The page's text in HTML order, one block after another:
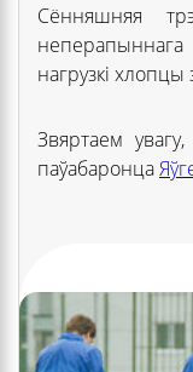
Сённяшняя
нагрузкі хлопцы
Звяртаем
паўабаронца